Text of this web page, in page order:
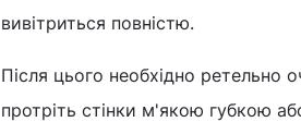
вивітриться повністю.
Після цього необхідно ретельно
протріть стінки м'якою губкою